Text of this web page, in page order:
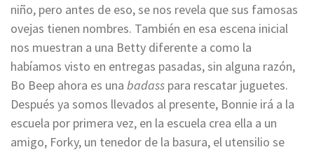
niño, pero antes de eso, se nos revela que sus famosas
ovejas tienen nombres. También en esa escena inicial
nos muestran a una Betty diferente a como la
habíamos visto en entregas pasadas, sin alguna razón,
Bo Beep ahora es una badass para rescatar juguetes.
Después ya somos llevados al presente, Bonnie irá a la
escuela por primera vez, en la escuela crea ella a un
amigo, Forky, un tenedor de la basura, el utensilio se